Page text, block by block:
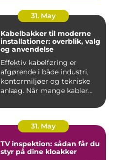
31. May
Kabelbakker til moderne
installationer: overblik, valg
og anvendelse
Effektiv kabelføring er
afgørende i både industri,
kontormiljøer og tekniske
anlæg. Når mange kabler...
31. May
TV inspektion: sådan får du
styr på dine kloakker